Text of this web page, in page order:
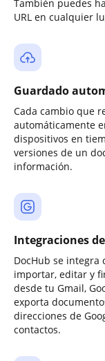
También puedes
URL en cualquier
Guardado
Cada cambio que
automáticamente
dispositivos en
versiones de un
información.
Integraciones
DocHub se integra
importar, editar y
desde tu Gmail,
exporta
direcciones de
contactos.